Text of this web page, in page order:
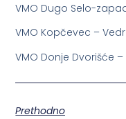
VMO Dugo Selo-
VMO Kopčevec –
VMO Donje Dvorišće
Prethodno